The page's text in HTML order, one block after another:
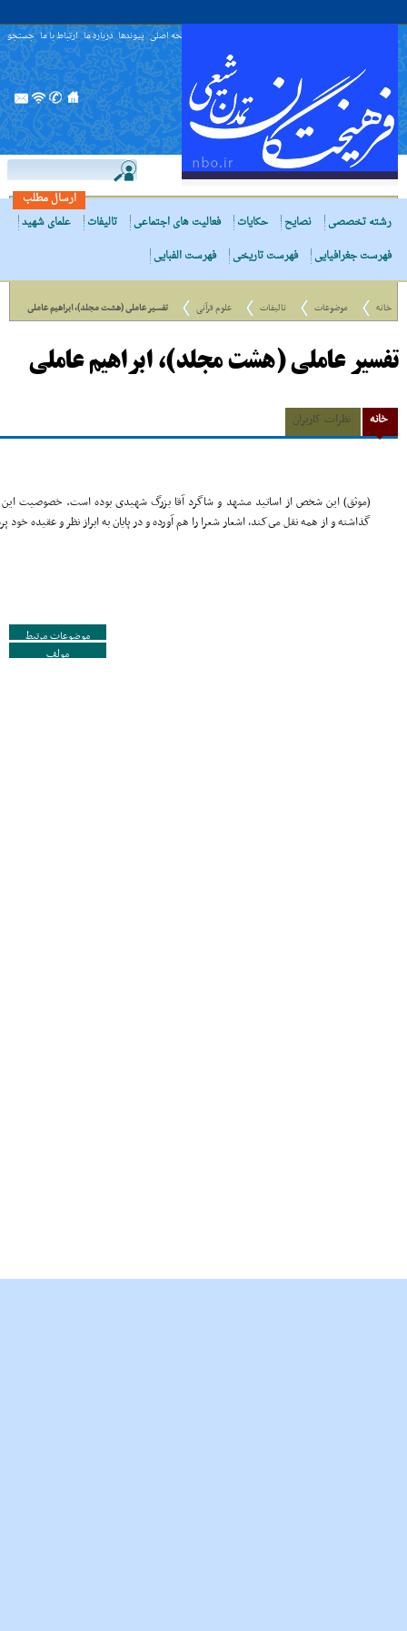
صفحه اصلی پیوندها درباره ما ارتباط با ما جستجو
ارسال مطلب
رشته تخصصی
نصایح حکایات فعالیت های اجتماعی تالیفات
علمای شهید
فهرست جغرافیایی
فهرست تاریخی فهرست الفبایی
خانه موضوعات تالیفات علوم قرآنی تفسیر عاملى (هشت مجلد)، ابراهیم عاملى
تفسیر عاملى (هشت مجلد)، ابراهیم عاملى
خانه نظرات کاربران
(موثق) این شخص از اساتید مشهد و شاگرد آقا بزرگ شهیدى بوده است. خصوصیت این
گذاشته و از همه نقل مى‌کند، اشعار شعرا را هم آورده و در پایان به ابراز نظر و عقیده خود
موضوعات مرتبط
مولف